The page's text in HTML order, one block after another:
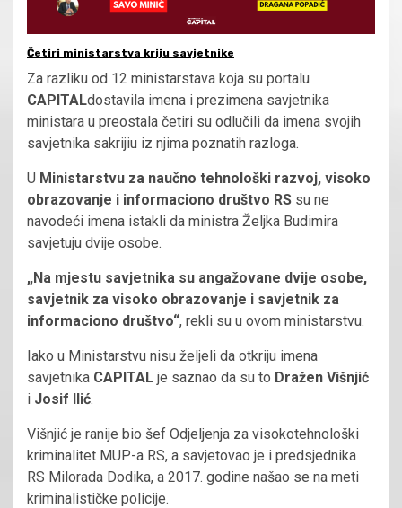
Četiri ministarstva kriju savjetnike
Za razliku od 12 ministarstava koja su portalu
CAPITALdostavila imena i prezimena savjetnika
ministara u preostala četiri su odlučili da imena svojih
savjetnika sakrijiu iz njima poznatih razloga.
U Ministarstvu za naučno tehnološki razvoj, visoko
obrazovanje i informaciono društvo RS su ne
navodeći imena istakli da ministra Željka Budimira
savjetuju dvije osobe.
„Na mjestu savjetnika su angažovane dvije osobe,
savjetnik za visoko obrazovanje i savjetnik za
informaciono društvo“, rekli su u ovom ministarstvu.
Iako u Ministarstvu nisu željeli da otkriju imena
savjetnika CAPITAL je saznao da su to Dražen Višnjić
i Josif Ilić.
Višnjić je ranije bio šef Odjeljenja za visokotehnološki
kriminalitet MUP-a RS, a savjetovao je i predsjednika
RS Milorada Dodika, a 2017. godine našao se na meti
kriminalističke policije.